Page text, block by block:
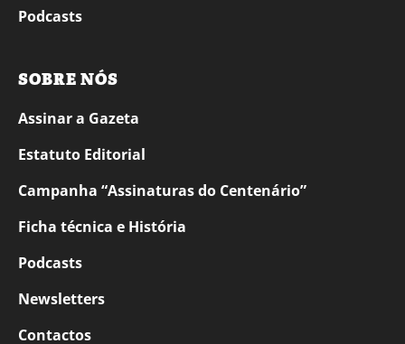
Podcasts
SOBRE NÓS
Assinar a Gazeta
Estatuto Editorial
Campanha “Assinaturas do Centenário”
Ficha técnica e História
Podcasts
Newsletters
Contactos